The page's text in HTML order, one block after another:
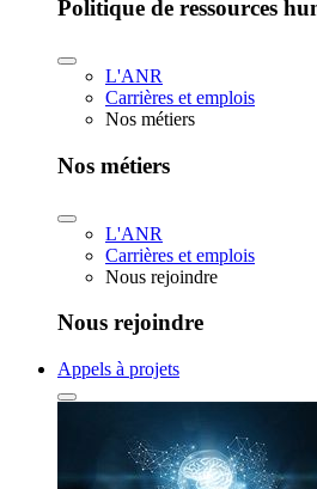
Politique de ressources
L'ANR
Carrières et emplois
Nos métiers
Nos métiers
L'ANR
Carrières et emplois
Nous rejoindre
Nous rejoindre
Appels à projets